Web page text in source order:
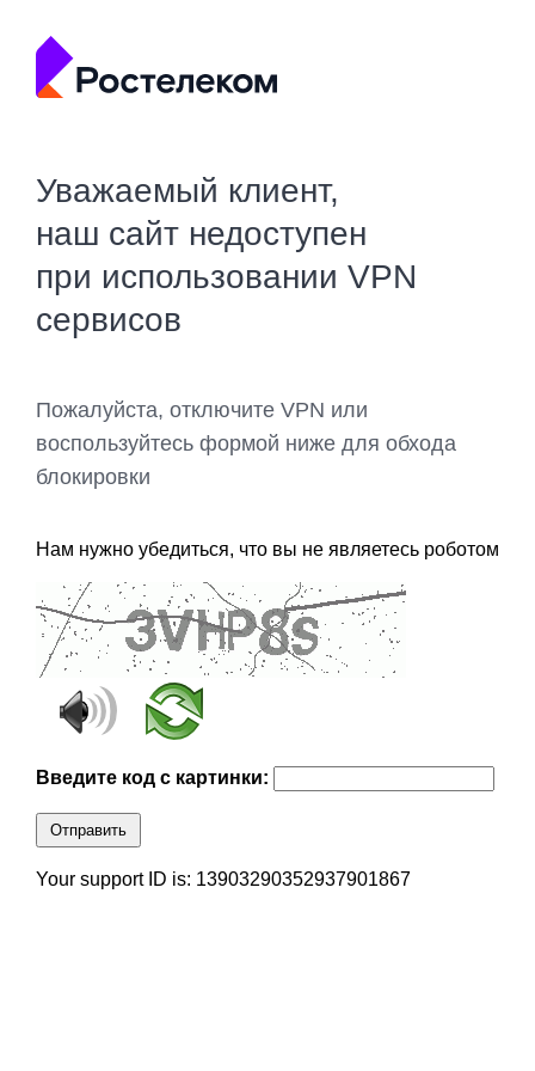
Уважаемый клиент,
наш сайт недоступен
при использовании VPN
сервисов
Пожалуйста, отключите VPN или
воспользуйтесь формой ниже для обхода
блокировки
Нам нужно убедиться, что вы не являетесь роботом
Введите код с картинки:
Отправить
Your support ID is: 13903290352937901867